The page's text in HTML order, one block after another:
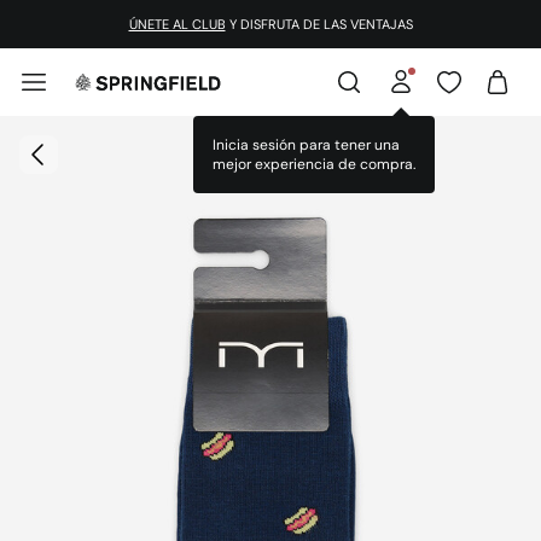
ÚNETE AL CLUB Y DISFRUTA DE LAS VENTAJAS
Inicia sesión para tener una
mejor experiencia de compra.